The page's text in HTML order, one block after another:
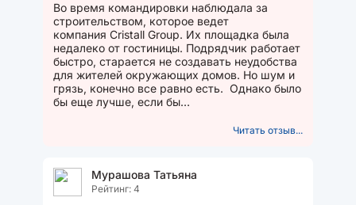
Во время командировки наблюдала за
строительством, которое ведет
компания Cristall Group. Их площадка была
недалеко от гостиницы. Подрядчик работает
быстро, старается не создавать неудобства
для жителей окружающих домов. Но шум и
грязь, конечно все равно есть. Однако было
бы еще лучше, если бы
Читать отзыв...
Мурашова Татьяна
Рейтинг: 4